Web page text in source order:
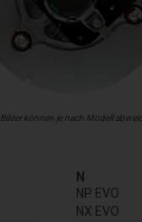
Bilder können je nach Modell
N
NP EVO
NX EVO